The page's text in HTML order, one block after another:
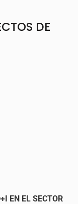
DE
EN EL SECTOR